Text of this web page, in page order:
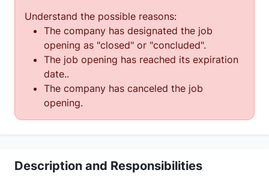
Understand the possible reasons:
The company has designated the job
opening as "closed" or "concluded".
The job opening has reached its expiration
date..
The company has canceled the job
opening.
Description and Responsibilities